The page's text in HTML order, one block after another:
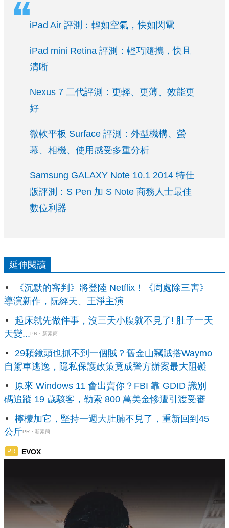
iPad Air 評測：輕如空氣，快如閃電
iPad mini Retina 評測：輕巧隨攜，快且
清晰
Nexus 7 二代評測：更輕、更薄、效能更
好
微軟平板 Surface 評測：外型機構、螢
幕、相機、使用感受多重分析
Samsung GALAXY Note 10.1 2014 特仕
版評測：S Pen 加 S Note 商務人士最佳
數位利器
延伸閱讀
《沉默的審判》將登陸 Netflix！《周處除三害》
導演新作，阮經天、王淨主演
起床就先做件事，沒三天小腹就不見了! 肚子一天
天變...PR・新素簡
29顆鏡頭也抓不到一個賊？舊金山竊賊搭Waymo
自駕車逃逸，隱私保護政策竟成警方辦案最大阻礙
原來 Windows 11 會出賣你？FBI 靠 GDID 識別
碼追蹤 19 歲駭客，勒索 800 萬美金慘遭引渡受審
檸檬加它，堅持一週大肚腩不見了，重新回到45
公斤PR・新素簡
PR EVOX